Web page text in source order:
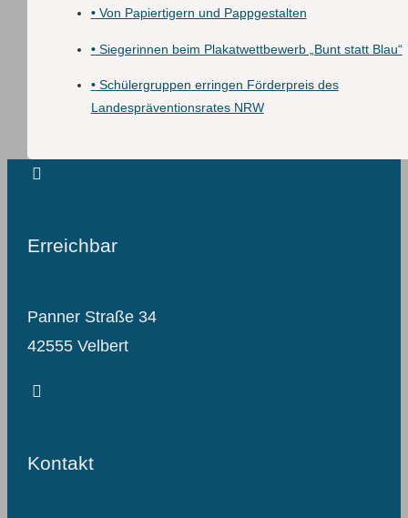
•Von Papiertigern und Pappgestalten
•Siegerinnen beim Plakatwettbewerb „Bunt statt Blau“
•Schülergruppen erringen Förderpreis des
Landespräventionsrates NRW
Erreichbar
Panner Straße 34
42555 Velbert
Kontakt